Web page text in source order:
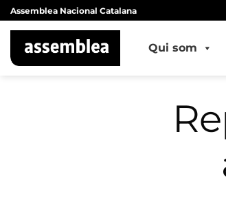
Skip
to
content
Assemblea Nacional Catalana
Qui som